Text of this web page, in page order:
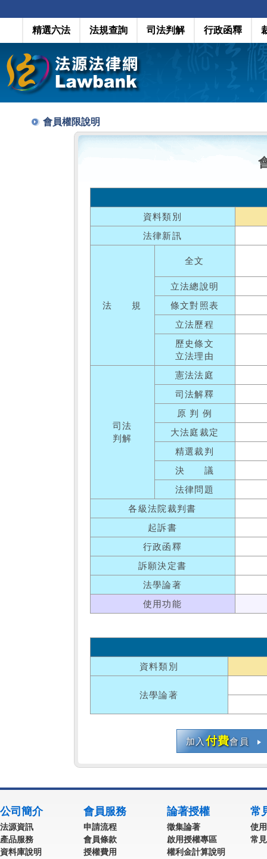
精選六法 法規查詢 司法判解 行政函釋
會員權限說明
資料類別
法律新訊
法 規
全文
立法總說明
條文對照表
立法歷程
歷史條文
立法理由
司法
判解
憲法法庭
司法解釋
原 判 例
大法庭裁定
精選裁判
決 議
法律問題
各級法院裁判書
起訴書
行政函釋
訴願決定書
法學論著
使用功能
資料類別
法學論著
加入付費會員
公司簡介
法源資訊
產品服務
資料庫說明
會員服務
申請流程
會員條款
授權費用
論著授權
徵集論著
啟用授權專區
權利金計算說明
常
使
常